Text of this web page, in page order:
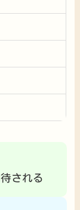
される